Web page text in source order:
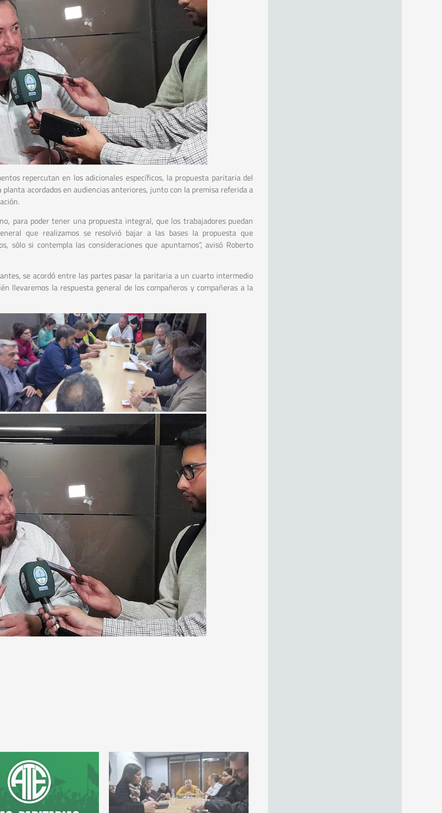
repercutan en los adicionales específicos, la propuesta paritaria del
acordados en audiencias anteriores, junto con la premisa referida a
para poder tener una propuesta integral, que los trabajadores puedan
que realizamos se resolvió bajar a las bases la propuesta que
sólo si contempla las consideraciones que apuntamos”, avisó Roberto
se acordó entre las partes pasar la paritaria a un cuarto intermedio
llevaremos la respuesta general de los compañeros y compañeras a la